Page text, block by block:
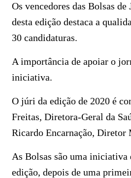
​Os vencedores das Bolsas
desta edição destaca a
30 candidaturas.
A importância de apoiar o
iniciativa.
O júri da edição de 2020 é
Freitas, Diretora-Geral da
Ricardo Encarnação, Diretor
As Bolsas são uma iniciativa
edição, depois de uma